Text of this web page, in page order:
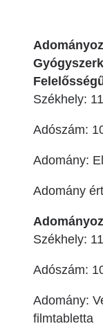
Székhely:
Adószám:
Adomány:
Adomány
Székhely:
Adószám:
Adomány:
filmtabletta